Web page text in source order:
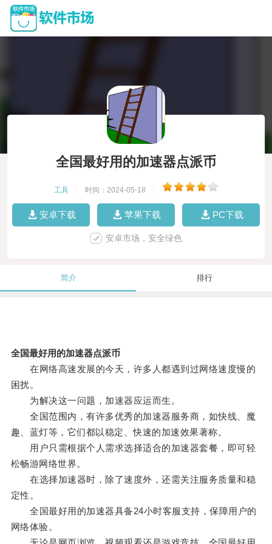
全国最好用的加速器点派币
工具 时间：2024-05-18
安卓下载 苹果下载 PC下载
安卓市场，安全绿色
简介 排行
全国最好用的加速器点派币
在网络高速发展的今天，许多人都遇到过网络速度慢的
困扰。
为解决这一问题，加速器应运而生。
全国范围内，有许多优秀的加速器服务商，如快线、魔
趣、蓝灯等，它们都以稳定、快速的加速效果著称。
用户只需根据个人需求选择适合的加速器套餐，即可轻
松畅游网络世界。
在选择加速器时，除了速度外，还需关注服务质量和稳
定性。
全国最好用的加速器具备24小时客服支持，保障用户的
网络体验。